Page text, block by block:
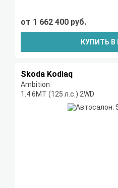
от 1 662 400 руб.
КУПИТЬ В
Skoda Kodiaq
Ambition
1.4 6МТ (125 л.с.) 2WD